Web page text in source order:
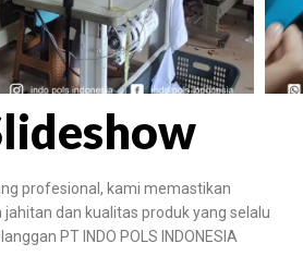
profesional, kami memastikan
jahitan dan kualitas produk yang selalu
PT INDO POLS INDONESIA